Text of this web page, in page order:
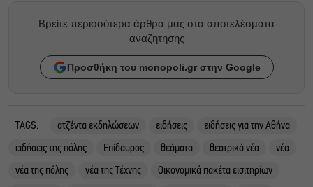
Βρείτε περισσότερα άρθρα μας στα αποτελέσματα
αναζητησης
Προσθήκη του monopoli.gr στην Google
TAGS: ατζέντα εκδηλώσεων ειδήσεις
ειδήσεις για την Αθήνα
ειδήσεις της πόλης
Επίδαυρος θεάματα θεατρικά νέα
νέα
νέα της πόλης
νέα της Τέχνης
Οικονομικά πακέτα εισιτηρίων